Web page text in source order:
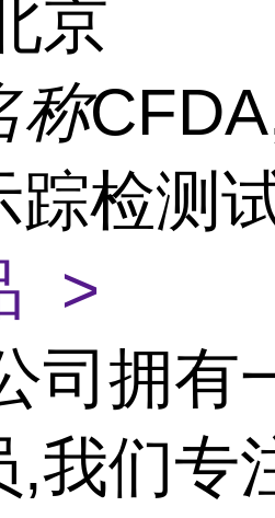
京
称
踪检测
>
司拥有
,我们专